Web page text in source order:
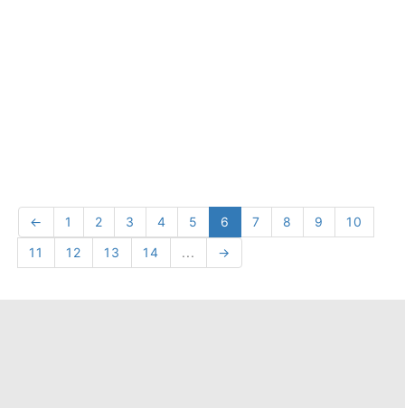
← 1 2 3 4 5 6 7 8 9
10
11
12 13 14 ... →